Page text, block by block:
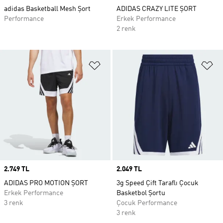
adidas Basketball Mesh Şort
Performance
ADIDAS CRAZY LITE ŞORT
Erkek Performance
2 renk
Favori Listesine Ekle
Price
2.749 TL
ADIDAS PRO MOTION ŞORT
Erkek Performance
3 renk
Price
2.049 TL
3g Speed Çift Taraflı Çocuk
Basketbol Şortu
Çocuk Performance
3 renk